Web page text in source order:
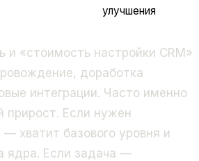
улучшения
и «стоимость настройки CRM»
доработка
интеграции. Часто именно
прирост. Если нужен
хватит базового уровня и
ядра. Если задача —